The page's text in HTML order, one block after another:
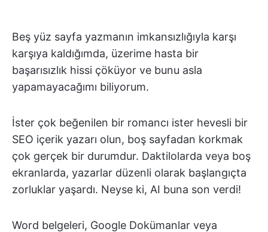
Beş yüz sayfa yazmanın imkansızlığıyla karşı
karşıya kaldığımda, üzerime hasta bir
başarısızlık hissi çöküyor ve bunu asla
yapamayacağımı biliyorum.
İster çok beğenilen bir romancı ister hevesli bir
SEO içerik yazarı olun, boş sayfadan korkmak
çok gerçek bir durumdur. Daktilolarda veya boş
ekranlarda, yazarlar düzenli olarak başlangıçta
zorluklar yaşardı. Neyse ki, AI buna son verdi!
Word belgeleri, Google Dokümanlar veya